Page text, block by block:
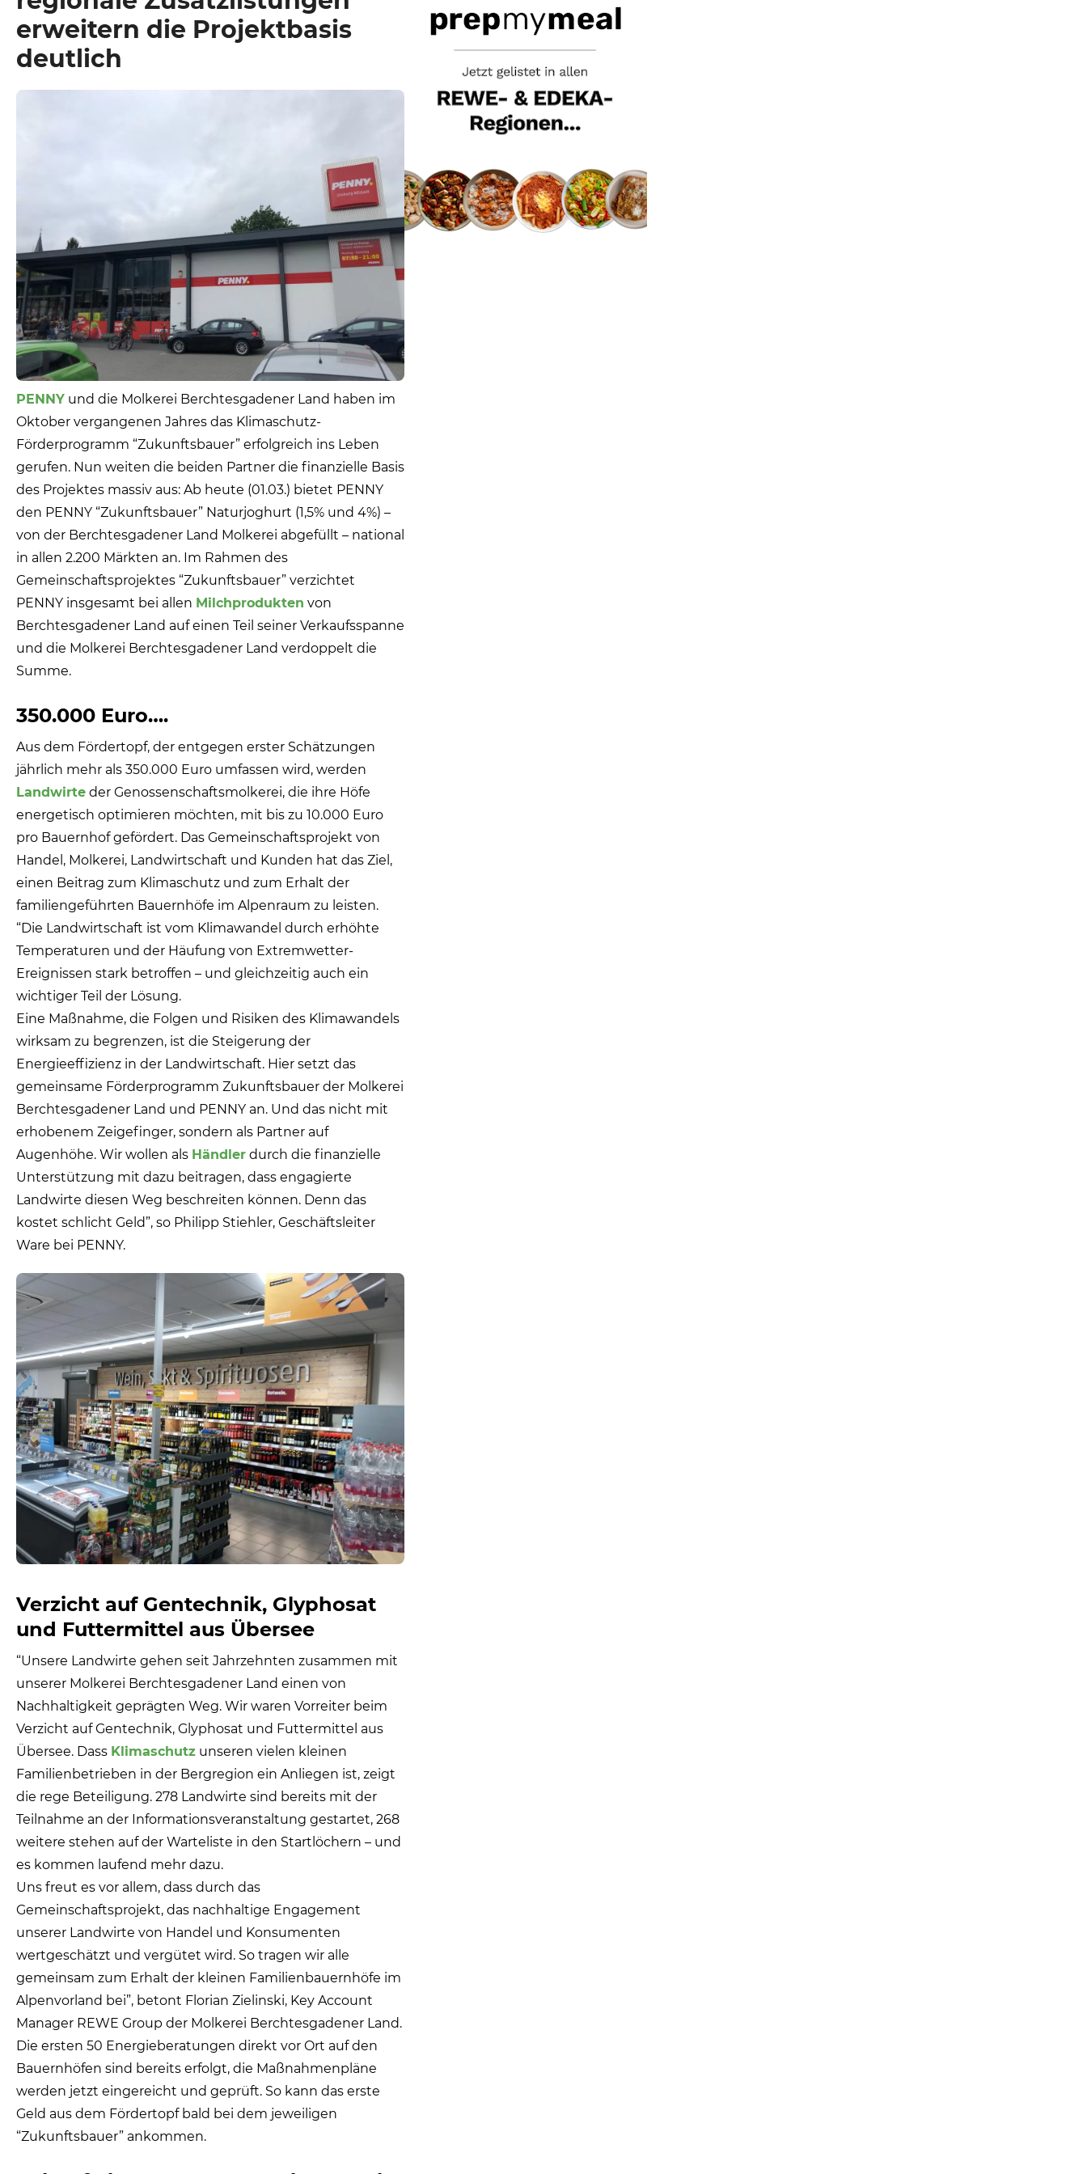
erweitern die Projektbasis
deutlich
PENNY und die Molkerei Berchtesgadener Land haben im
Oktober vergangenen Jahres das Klimaschutz-
Förderprogramm “Zukunftsbauer” erfolgreich ins Leben
gerufen. Nun weiten die beiden Partner die finanzielle Basis
des Projektes massiv aus: Ab heute (01.03.) bietet PENNY
den PENNY “Zukunftsbauer” Naturjoghurt (1,5% und 4%) –
von der Berchtesgadener Land Molkerei abgefüllt – national
in allen 2.200 Märkten an. Im Rahmen des
Gemeinschaftsprojektes “Zukunftsbauer” verzichtet
PENNY insgesamt bei allen Milchprodukten von
Berchtesgadener Land auf einen Teil seiner Verkaufsspanne
und die Molkerei Berchtesgadener Land verdoppelt die
Summe.
350.000 Euro….
Aus dem Fördertopf, der entgegen erster Schätzungen
jährlich mehr als 350.000 Euro umfassen wird, werden
Landwirte der Genossenschaftsmolkerei, die ihre Höfe
energetisch optimieren möchten, mit bis zu 10.000 Euro
pro Bauernhof gefördert. Das Gemeinschaftsprojekt von
Handel, Molkerei, Landwirtschaft und Kunden hat das Ziel,
einen Beitrag zum Klimaschutz und zum Erhalt der
familiengeführten Bauernhöfe im Alpenraum zu leisten.
“Die Landwirtschaft ist vom Klimawandel durch erhöhte
Temperaturen und der Häufung von Extremwetter-
Ereignissen stark betroffen – und gleichzeitig auch ein
wichtiger Teil der Lösung.
Eine Maßnahme, die Folgen und Risiken des Klimawandels
wirksam zu begrenzen, ist die Steigerung der
Energieeffizienz in der Landwirtschaft. Hier setzt das
gemeinsame Förderprogramm Zukunftsbauer der Molkerei
Berchtesgadener Land und PENNY an. Und das nicht mit
erhobenem Zeigefinger, sondern als Partner auf
Augenhöhe. Wir wollen als Händler durch die finanzielle
Unterstützung mit dazu beitragen, dass engagierte
Landwirte diesen Weg beschreiten können. Denn das
kostet schlicht Geld”, so Philipp Stiehler, Geschäftsleiter
Ware bei PENNY.
Verzicht auf Gentechnik, Glyphosat
und Futtermittel aus Übersee
“Unsere Landwirte gehen seit Jahrzehnten zusammen mit
unserer Molkerei Berchtesgadener Land einen von
Nachhaltigkeit geprägten Weg. Wir waren Vorreiter beim
Verzicht auf Gentechnik, Glyphosat und Futtermittel aus
Übersee. Dass Klimaschutz unseren vielen kleinen
Familienbetrieben in der Bergregion ein Anliegen ist, zeigt
die rege Beteiligung. 278 Landwirte sind bereits mit der
Teilnahme an der Informationsveranstaltung gestartet, 268
weitere stehen auf der Warteliste in den Startlöchern – und
es kommen laufend mehr dazu.
Uns freut es vor allem, dass durch das
Gemeinschaftsprojekt, das nachhaltige Engagement
unserer Landwirte von Handel und Konsumenten
wertgeschätzt und vergütet wird. So tragen wir alle
gemeinsam zum Erhalt der kleinen Familienbauernhöfe im
Alpenvorland bei”, betont Florian Zielinski, Key Account
Manager REWE Group der Molkerei Berchtesgadener Land.
Die ersten 50 Energieberatungen direkt vor Ort auf den
Bauernhöfen sind bereits erfolgt, die Maßnahmenpläne
werden jetzt eingereicht und geprüft. So kann das erste
Geld aus dem Fördertopf bald bei dem jeweiligen
“Zukunftsbauer” ankommen.